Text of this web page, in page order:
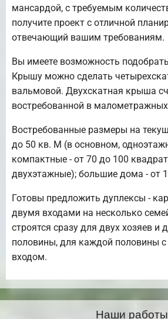
мансардой, с требуемым
получите проект с отличной
отвечающий вашим требованиям.
Вы имеете возможность
Крышу можно сделать
вальмовой. Двухскатная крыша
востребованной в
Востребованные размеры на
до 50 кв. М (в основном,
компактные - от 70 до 100
двухэтажные); большие дома - от
Готовы предложить дуплексы -
двумя входами на несколько
строятся сразу для двух хозяев и
половины, для каждой половины
входом.
Наши работы